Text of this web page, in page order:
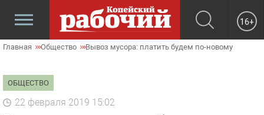
16+
Главная Общество Вывоз мусора: платить будем по-новому
ОБЩЕСТВО
22 февраля 2019 15:02